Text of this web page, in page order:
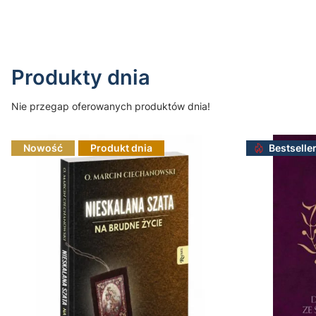
Produkty dnia
Nie przegap oferowanych produktów dnia!
Nowość Produkt dnia Bestseller